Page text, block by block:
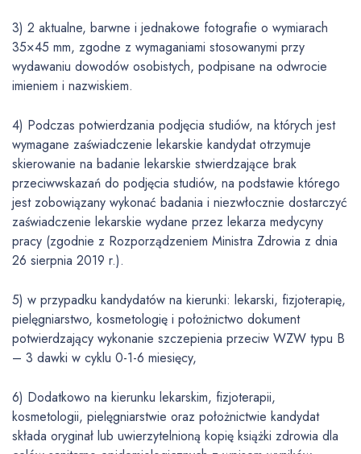
3) 2 aktualne, barwne i jednakowe fotografie o wymiarach
35×45 mm, zgodne z wymaganiami stosowanymi przy
wydawaniu dowodów osobistych, podpisane na odwrocie
imieniem i nazwiskiem.
4) Podczas potwierdzania podjęcia studiów, na których jest
wymagane zaświadczenie lekarskie kandydat otrzymuje
skierowanie na badanie lekarskie stwierdzające brak
przeciwwskazań do podjęcia studiów, na podstawie którego
jest zobowiązany wykonać badania i niezwłocznie dostarczyć
zaświadczenie lekarskie wydane przez lekarza medycyny
pracy (zgodnie z Rozporządzeniem Ministra Zdrowia z dnia
26 sierpnia 2019 r.).
5) w przypadku kandydatów na kierunki: lekarski, fizjoterapię,
pielęgniarstwo, kosmetologię i położnictwo dokument
potwierdzający wykonanie szczepienia przeciw WZW typu B
– 3 dawki w cyklu 0-1-6 miesięcy,
6) Dodatkowo na kierunku lekarskim, fizjoterapii,
kosmetologii, pielęgniarstwie oraz położnictwie kandydat
składa oryginał lub uwierzytelnioną kopię książki zdrowia dla